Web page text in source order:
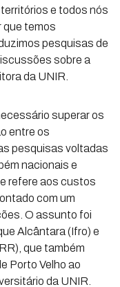
e todos nós
que temos
pesquisas de
sobre a
da UNIR.
superar os
entre os
pesquisas voltadas
nacionais e
refere aos custos
com um
O assunto foi
Alcântara (Ifro) e
que também
Porto Velho ao
da UNIR.